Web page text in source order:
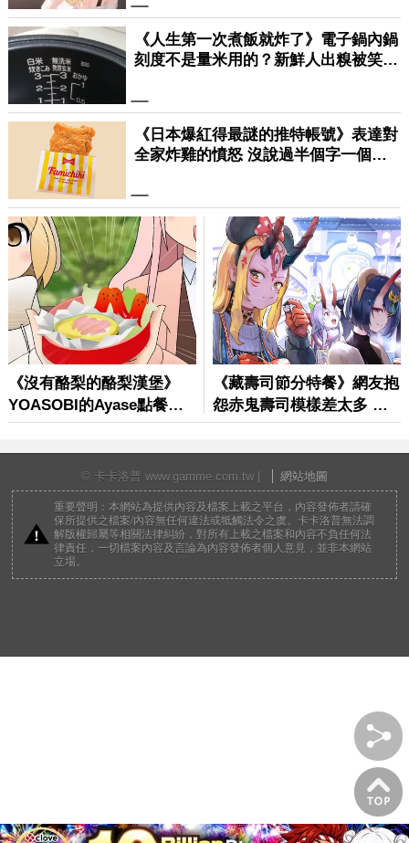
© 卡卡洛普 www.gamme.com.tw | 網站地圖
重要聲明：本網站為提供內容及檔案上載之平台，內容發佈者請確
保所提供之檔案/內容無任何違法或牴觸法令之虞。卡卡洛普無法調
解版權歸屬等相關法律糾紛，對所有上載之檔案和內容不負任何法
律責任，一切檔案內容及言論為內容發佈者個人意見，並非本網站
立場。